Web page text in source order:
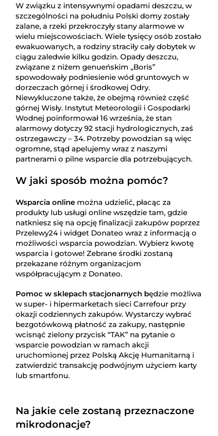
W związku z intensywnymi opadami deszczu, w
szczególności na południu Polski domy zostały
zalane, a rzeki przekroczyły stany alarmowe w
wielu miejscowościach. Wiele tysięcy osób zostało
ewakuowanych, a rodziny straciły cały dobytek w
ciągu zaledwie kilku godzin. Opady deszczu,
związane z niżem genueńskim „Boris”
spowodowały podniesienie wód gruntowych w
dorzeczach górnej i środkowej Odry.
Niewykluczone także, że obejmą również część
górnej Wisły. Instytut Meteorologii i Gospodarki
Wodnej poinformował 16 września, że stan
alarmowy dotyczy 92 stacji hydrologicznych, zaś
ostrzegawczy – 34. Potrzeby powodzian są więc
ogromne, stąd apelujemy wraz z naszymi
partnerami o pilne wsparcie dla potrzebujących.
W jaki sposób można pomóc?
Wsparcia online można udzielić, płacąc za
produkty lub usługi online wszędzie tam, gdzie
natkniesz się na opcję finalizacji zakupów poprzez
Przelewy24 i widget Donateo wraz z informacją o
możliwości wsparcia powodzian. Wybierz kwotę
wsparcia i gotowe! Zebrane środki zostaną
przekazane różnym organizacjom
współpracującym z Donateo.
Pomoc w sklepach stacjonarnych będzie możliwa
w super- i hipermarketach sieci Carrefour przy
okazji codziennych zakupów. Wystarczy wybrać
bezgotówkową płatność za zakupy, następnie
wcisnąć zielony przycisk “TAK” na pytanie o
wsparcie powodzian w ramach akcji
uruchomionej przez Polską Akcję Humanitarną i
zatwierdzić transakcję podwójnym użyciem karty
lub smartfonu.
Na jakie cele zostaną przeznaczone
mikrodonacje?